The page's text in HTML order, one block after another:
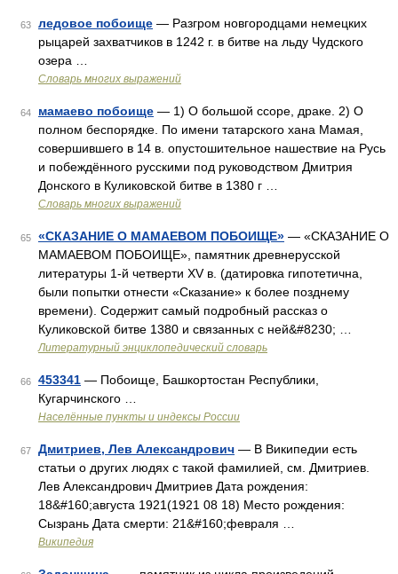
63 ледовое побоище — Разгром новгородцами немецких
рыцарей захватчиков в 1242 г. в битве на льду Чудского
озера …
Словарь многих выражений
64 мамаево побоище — 1) О большой ссоре, драке. 2) О
полном беспорядке. По имени татарского хана Мамая,
совершившего в 14 в. опустошительное нашествие на Русь
и побеждённого русскими под руководством Дмитрия
Донского в Куликовской битве в 1380 г …
Словарь многих выражений
65 «СКАЗАНИЕ О МАМАЕВОМ ПОБОИЩЕ» — «СКАЗАНИЕ О
МАМАЕВОМ ПОБОИЩЕ», памятник древнерусской
литературы 1‑й четверти XV в. (датировка гипотетична,
были попытки отнести «Сказание» к более позднему
времени). Содержит самый подробный рассказ о
Куликовской битве 1380 и связанных с ней&#8230; …
Литературный энциклопедический словарь
66 453341 — Побоище, Башкортостан Республики,
Кугарчинского …
Населённые пункты и индексы России
67 Дмитриев, Лев Александрович — В Википедии есть
статьи о других людях с такой фамилией, см. Дмитриев.
Лев Александрович Дмитриев Дата рождения:
18&#160;августа 1921(1921 08 18) Место рождения:
Сызрань Дата смерти: 21&#160;февраля …
Википедия